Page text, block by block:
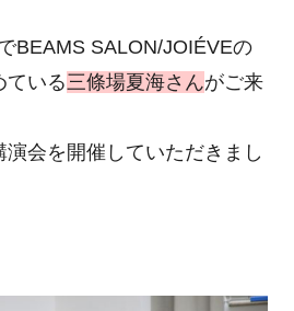
BEAMS SALON/JOIÉVEの
ている三條場夏海さんがご来
演会を開催していただきまし